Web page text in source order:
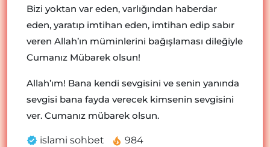
Bizi yoktan var eden, varlığından haberdar
eden, yaratıp imtihan eden, imtihan edip sabır
veren Allah’ın müminlerini bağışlaması dileğiyle
Cumanız Mübarek olsun!
Allah’ım! Bana kendi sevgisini ve senin yanında
sevgisi bana fayda verecek kimsenin sevgisini
ver. Cumanız mübarek olsun.
islami sohbet 984